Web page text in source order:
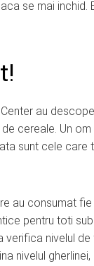
se mai inchid.
au
cereale. Un
sunt cele care
au consumat
pentru toti
nivelul
nivelul